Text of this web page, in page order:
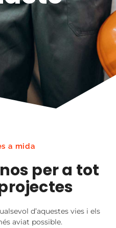
a mida
per a tot
d’aquestes vies i els
aviat possible.